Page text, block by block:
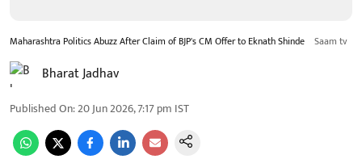
Maharashtra Politics Abuzz After Claim of BJP's CM Offer to Eknath Shinde Saam tv
Bharat Jadhav
Published On:20 Jun 2026, 7:17 pm IST